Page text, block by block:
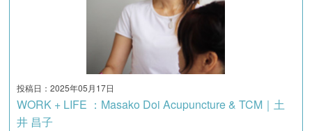
投稿日：2025年05月17日
WORK + LIFE ：Masako Doi Acupuncture & TCM｜土
井 昌子